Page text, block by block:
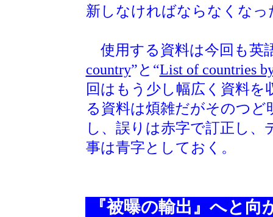
新しなければならなくな
使用する資料は今回も英
country”と“List of countries
回はもう少し幅広く資料
る資料は煩雑だがそのつ
し、誤りは赤字で訂正し
事は青字としておく。
『被曝の輸出』へと